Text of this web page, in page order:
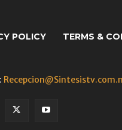
POLICY TERMS &